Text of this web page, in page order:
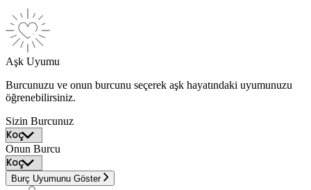
Aşk Uyumu
Burcunuzu ve onun burcunu seçerek aşk hayatındaki uyumunuzu
öğrenebilirsiniz.
Sizin Burcunuz
Onun Burcu
Burç Uyumunu Göster